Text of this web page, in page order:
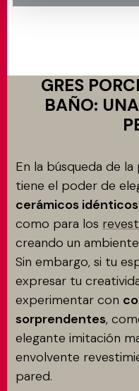
GRES
BAÑO:
En la búsqueda de
tiene el poder de
cerámicos idénticos
como para los
creando un
Sin embargo, si tu
expresar tu
experimentar con
sorprendentes,
elegante imitación
envolvente
pared.